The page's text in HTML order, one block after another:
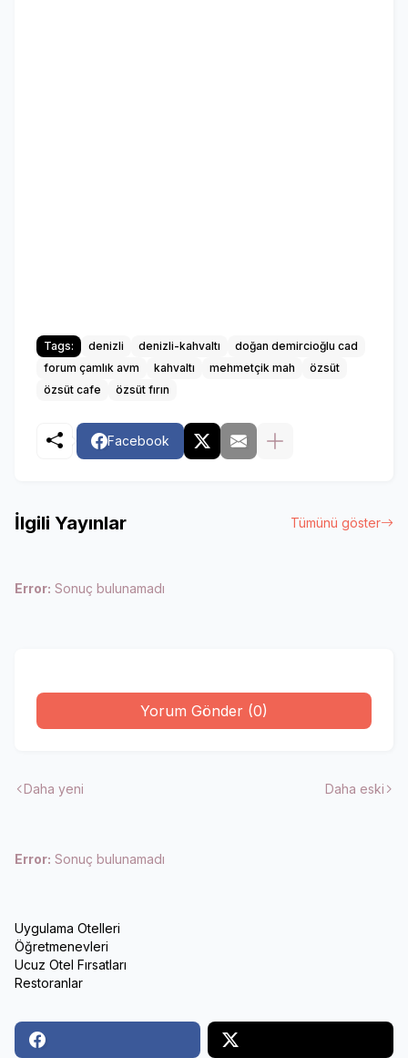
Tags: denizli denizli-kahvaltı
doğan demircioğlu cad
forum çamlık avm
kahvaltı mehmetçik mah
özsüt
özsüt cafe
özsüt fırın
Facebook
İlgili Yayınlar Tümünü göster
Error: Sonuç bulunamadı
Yorum Gönder (0)
Daha yeni Daha eski
Error: Sonuç bulunamadı
Uygulama Otelleri
Öğretmenevleri
Ucuz Otel Fırsatları
Restoranlar